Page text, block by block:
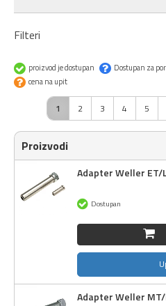
Filteri
proizvod je dostupan Dostupan za
cena na upit
1 2 3 4 5
Proizvodi
Adapter Weller ET/
Dostupan
Adapter Weller